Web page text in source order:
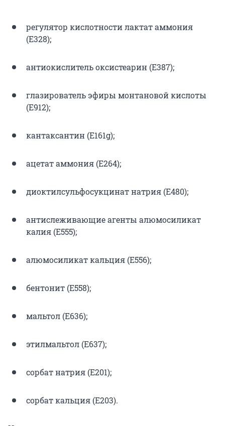
регулятор кислотности лактат аммония
(Е328);
антиокислитель оксистеарин (Е387);
глазирователь эфиры монтановой кислоты
(Е912);
кантаксантин (E161g);
ацетат аммония (Е264);
диоктилсульфосукцинат натрия (Е480);
антислеживающие агенты алюмосиликат
калия (E555);
алюмосиликат кальция (Е556);
бентонит (Е558);
мальтол (Е636);
этилмальтол (Е637);
сорбат натрия (Е201);
сорбат кальция (Е203).